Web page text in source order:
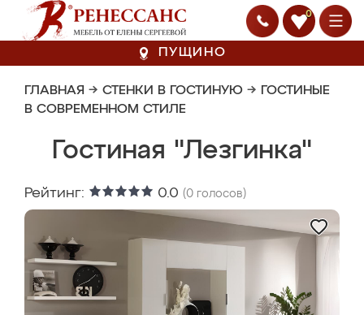
0
ПУЩИНО
ГЛАВНАЯ → СТЕНКИ В ГОСТИНУЮ → ГОСТИНЫЕ
В СОВРЕМЕННОМ СТИЛЕ
Гостиная "Лезгинка"
Рейтинг: 0.0 (0 голосов)